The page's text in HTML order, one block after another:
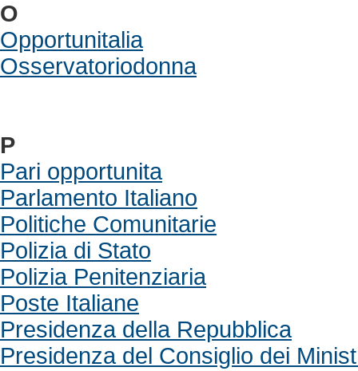
O
Opportunitalia
Osservatoriodonna
P
Pari opportunita
Parlamento Italiano
Politiche Comunitarie
Polizia di Stato
Polizia Penitenziaria
Poste Italiane
Presidenza della Repubblica
Presidenza del Consiglio dei